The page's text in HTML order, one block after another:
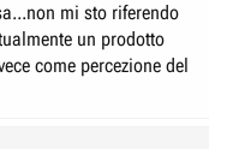
mi sto riferendo
un prodotto
come percezione del